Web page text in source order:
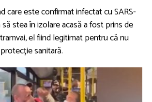
care este confirmat infectat cu SARS-
stea în izolare acasă a fost prins de
el fiind legitimat pentru că nu
sanitară.